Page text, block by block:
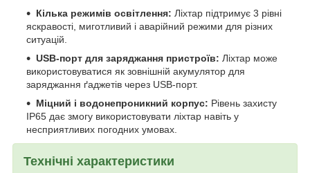
Кілька режимів освітлення: Ліхтар підтримує 3 рівні
яскравості, миготливий і аварійний режими для різних
ситуацій.
USB-порт для заряджання пристроїв: Ліхтар може
використовуватися як зовнішній акумулятор для
заряджання ґаджетів через USB-порт.
Міцний і водонепроникний корпус: Рівень захисту
IP65 дає змогу використовувати ліхтар навіть у
несприятливих погодних умовах.
Технічні характеристики